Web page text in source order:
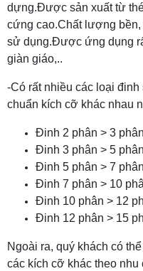
dựng.Được sản xuất từ
cứng cao.Chất lượng bền,
sử dụng.Được ứng dụng
giàn giáo,..
-Có rất nhiều các loại
chuẩn kích cỡ khác nhau
Đinh 2 phân > 3 phân
Đinh 3 phân > 5 phân
Đinh 5 phân > 7 phân
Đinh 7 phân > 10
Đinh 10 phân > 12
Đinh 12 phân > 15
Ngoài ra, quý khách có
các kích cỡ khác theo